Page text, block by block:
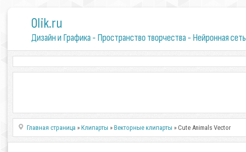
0lik.ru
Дизайн и Графика - Пространство творчества - Нейронная сеть
Главная страница »Клипарты »Векторные клипарты » Cute Animals Vector